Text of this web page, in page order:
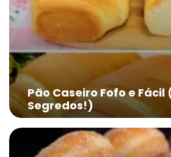
Pão Caseiro Fofo e Fácil
Segredos!)